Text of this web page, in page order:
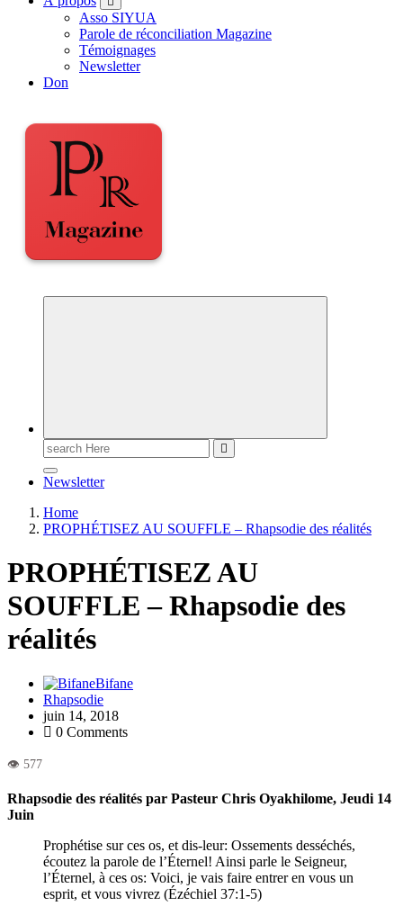
Asso SIYUA
Parole de réconciliation Magazine
Témoignages
Newsletter
Don
Newsletter
Home
PROPHÉTISEZ AU SOUFFLE – Rhapsodie des réalités
PROPHÉTISEZ AU
SOUFFLE – Rhapsodie des
réalités
Bifane
Rhapsodie
juin 14, 2018
0 Comments
Rhapsodie des réalités par Pasteur Chris Oyakhilome, Jeudi 14
Juin
Prophétise sur ces os, et dis-leur: Ossements desséchés,
écoutez la parole de l’Éternel! Ainsi parle le Seigneur,
l’Éternel, à ces os: Voici, je vais faire entrer en vous un
esprit, et vous vivrez (Ézéchiel 37:1-5)